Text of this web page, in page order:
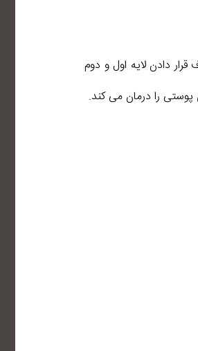
دادن لایه اول و دوم
را درمان می کند.